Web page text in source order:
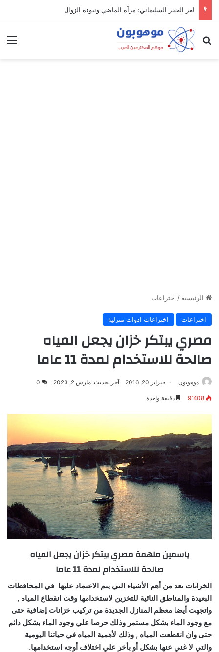
لغز الحجر السليماني: مرآة الماضي ونبوءة الزوال
بحث عن
الرئيسية / اختراعات
اختراعات اختراعات ادوات منزلية
مصري يبتكر خزان يجعل المياه
صالحة للاستخدام لمدة 11 عاما
موهوبون فبراير 20, 2016 آخر تحديث: مارس 2, 2023 0
9٬408 دقيقة واحدة
ياسمين ملهمة مصري يبتكر خزان يجعل المياه
صالحة للاستخدام لمدة 11 عاما
الخزانات تعد من أهم الأشياء التي يتم الاعتماد عليها في المحافظات
البعيدة والمناطق النائية للتخزين لاستخدامها وقت انقطاع المياه ,
واتجهت أيضا معظم المنازل الجديدة من تركيب خزانات إضافية حتى
مع وجود الماء بشكل مستمر وذلك حرصا علي وجود الماء بشكل دائم
حتى وان انقطعت المياه , وذلك لأهمية المياه في حياتنا اليومية
والتي لا غني عنها بشكل أو بأخر علي اختلاف أوجه استخدامها.